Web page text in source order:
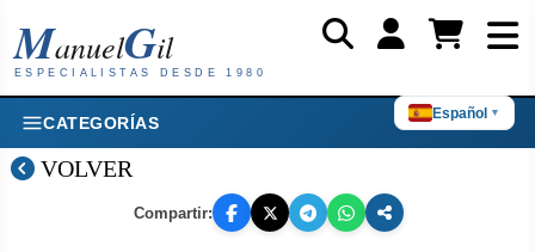
Español ▼
ManuelGil
ESPECIALISTAS DESDE 1980
CATEGORÍAS
VOLVER
Compartir: